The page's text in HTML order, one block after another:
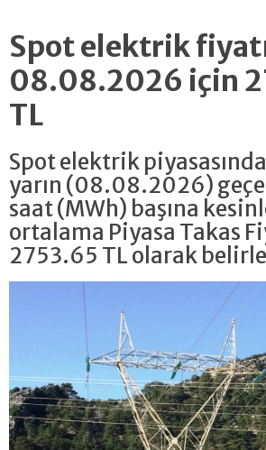
Spot elektrik
08.08.2026 için
TL
Spot elektrik
yarın (08.08.2026)
saat (MWh) başına
ortalama Piyasa Takas
2753.65 TL olarak